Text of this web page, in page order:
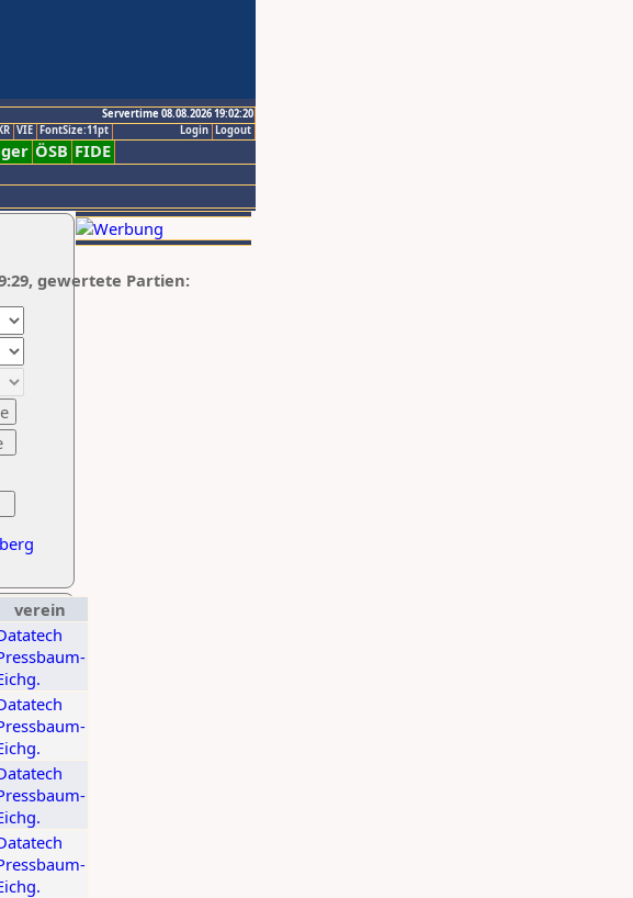
Servertime 08.08.2026 19:02:20
Logout
Login
VIE FontSize:11pt
ÖSB FIDE
gewertete Partien:
verein